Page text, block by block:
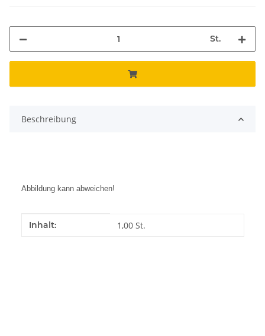
St.
Beschreibung
Abbildung kann abweichen!
Produkteigenschaft
Wert
Inhalt: 1,00 St.